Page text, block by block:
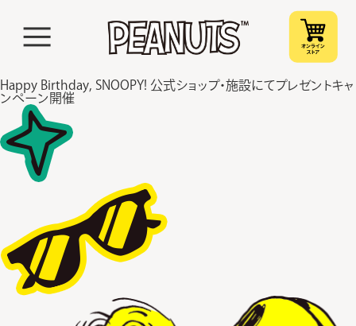
Happy Birthday, SNOOPY! 公式ショップ・施設にてプレゼントキャ
ンペーン開催